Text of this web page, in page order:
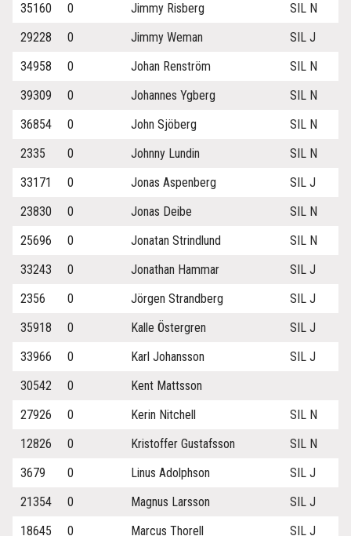
35160
0 Jimmy Risberg
SIL N
29228
0 Jimmy Weman
SIL J
34958
0 Johan Renström
SIL N
39309
0 Johannes Ygberg
SIL N
36854
0 John Sjöberg
SIL N
2335
0 Johnny Lundin
SIL N
33171
0 Jonas Aspenberg
SIL J
23830
0 Jonas Deibe
SIL N
25696
0 Jonatan Strindlund
SIL N
33243
0 Jonathan Hammar
SIL J
2356
0 Jörgen Strandberg
SIL J
35918
0 Kalle Östergren
SIL J
33966
0 Karl Johansson
SIL J
30542
0
Kent Mattsson
27926
0 Kerin Nitchell
SIL N
12826
0 Kristoffer Gustafsson
SIL N
3679
0 Linus Adolphson
SIL J
21354
0 Magnus Larsson
SIL J
18645
0 Marcus Thorell SIL J